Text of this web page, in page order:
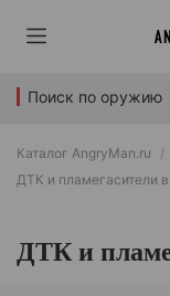
Поиск по оружию
Каталог AngryMan.ru
ДТК и пламегасители
ДТК и